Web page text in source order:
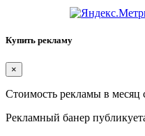
Купить рекламу
×
Стоимость рекламы в месяц
Рекламный банер